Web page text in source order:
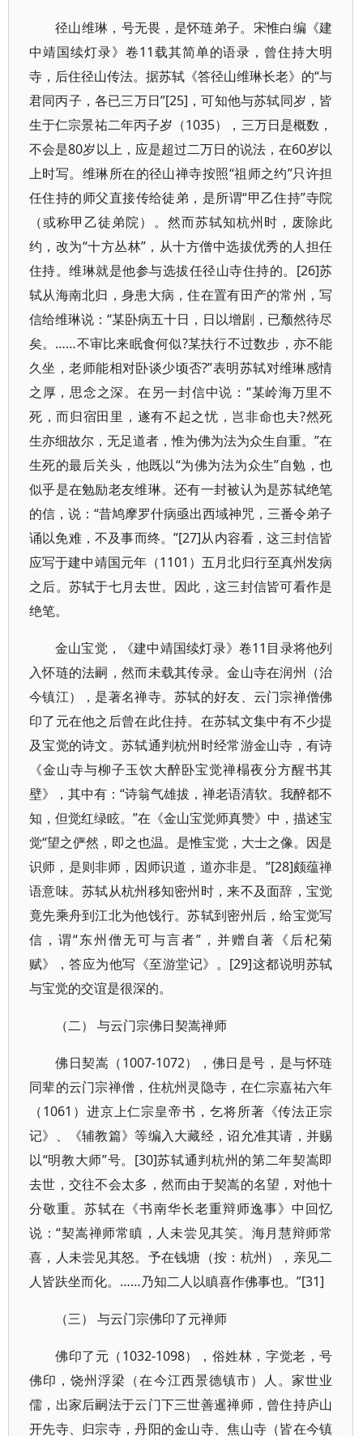
径山维琳，号无畏，是怀琏弟子。宋惟白编《建
中靖国续灯录》卷11载其简单的语录，曾住持大明
寺，后住径山传法。据苏轼《答径山维琳长老》的“与
君同丙子，各已三万日”[25]，可知他与苏轼同岁，皆
生于仁宗景祐二年丙子岁（1035），三万日是概数，
不会是80岁以上，应是超过二万日的说法，在60岁以
上时写。维琳所在的径山禅寺按照“祖师之约”只许担
任住持的师父直接传给徒弟，是所谓“甲乙住持”寺院
（或称甲乙徒弟院）。然而苏轼知杭州时，废除此
约，改为“十方丛林”，从十方僧中选拔优秀的人担任
住持。维琳就是他参与选拔任径山寺住持的。[26]苏
轼从海南北归，身患大病，住在置有田产的常州，写
信给维琳说：“某卧病五十日，日以增剧，已颓然待尽
矣。……不审比来眠食何似?某扶行不过数步，亦不能
久坐，老师能相对卧谈少顷否?”表明苏轼对维琳感情
之厚，思念之深。在另一封信中说：“某岭海万里不
死，而归宿田里，遂有不起之忧，岂非命也夫?然死
生亦细故尔，无足道者，惟为佛为法为众生自重。”在
生死的最后关头，他既以“为佛为法为众生”自勉，也
似乎是在勉励老友维琳。还有一封被认为是苏轼绝笔
的信，说：“昔鸠摩罗什病亟出西域神咒，三番令弟子
诵以免难，不及事而终。”[27]从内容看，这三封信皆
应写于建中靖国元年（1101）五月北归行至真州发病
之后。苏轼于七月去世。因此，这三封信皆可看作是
绝笔。
金山宝觉，《建中靖国续灯录》卷11目录将他列
入怀琏的法嗣，然而未载其传录。金山寺在润州（治
今镇江），是著名禅寺。苏轼的好友、云门宗禅僧佛
印了元在他之后曾在此住持。在苏轼文集中有不少提
及宝觉的诗文。苏轼通判杭州时经常游金山寺，有诗
《金山寺与柳子玉饮大醉卧宝觉禅榻夜分方醒书其
壁》，其中有：“诗翁气雄拔，禅老语清软。我醉都不
知，但觉红绿眩。”在《金山宝觉师真赞》中，描述宝
觉“望之俨然，即之也温。是惟宝觉，大士之像。因是
识师，是则非师，因师识道，道亦非是。”[28]颇蕴禅
语意味。苏轼从杭州移知密州时，来不及面辞，宝觉
竟先乘舟到江北为他饯行。苏轼到密州后，给宝觉写
信，谓“东州僧无可与言者”，并赠自著《后杞菊
赋》，答应为他写《至游堂记》。[29]这都说明苏轼
与宝觉的交谊是很深的。
（二） 与云门宗佛日契嵩禅师
佛日契嵩（1007-1072），佛日是号，是与怀琏
同辈的云门宗禅僧，住杭州灵隐寺，在仁宗嘉祐六年
（1061）进京上仁宗皇帝书，乞将所著《传法正宗
记》、《辅教篇》等编入大藏经，诏允准其请，并赐
以“明教大师”号。[30]苏轼通判杭州的第二年契嵩即
去世，交往不会太多，然而由于契嵩的名望，对他十
分敬重。苏轼在《书南华长老重辩师逸事》中回忆
说：“契嵩禅师常瞋，人未尝见其笑。海月慧辩师常
喜，人未尝见其怒。予在钱塘（按：杭州），亲见二
人皆趺坐而化。……乃知二人以瞋喜作佛事也。”[31]
（三） 与云门宗佛印了元禅师
佛印了元（1032-1098），俗姓林，字觉老，号
佛印，饶州浮梁（在今江西景德镇市）人。家世业
儒，出家后嗣法于云门下三世善暹禅师，曾住持庐山
开先寺、归宗寺，丹阳的金山寺、焦山寺（皆在今镇